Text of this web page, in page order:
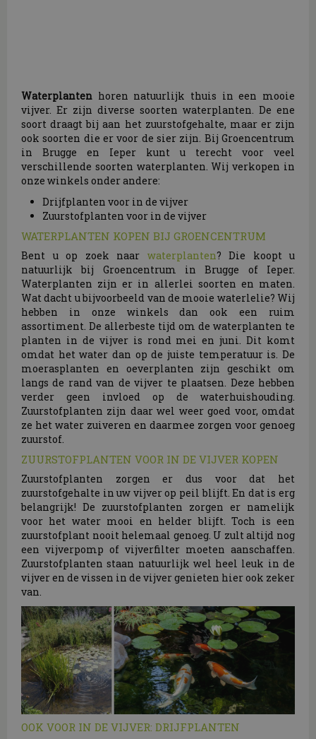
Waterplanten horen natuurlijk thuis in een mooie
vijver. Er zijn diverse soorten waterplanten. De ene
soort draagt bij aan het zuurstofgehalte, maar er zijn
ook soorten die er voor de sier zijn. Bij Groencentrum
in Brugge en Ieper kunt u terecht voor veel
verschillende soorten waterplanten. Wij verkopen in
onze winkels onder andere:
Drijfplanten voor in de vijver
Zuurstofplanten voor in de vijver
WATERPLANTEN KOPEN BIJ GROENCENTRUM
Bent u op zoek naar waterplanten? Die koopt u
natuurlijk bij Groencentrum in Brugge of Ieper.
Waterplanten zijn er in allerlei soorten en maten.
Wat dacht u bijvoorbeeld van de mooie waterlelie? Wij
hebben in onze winkels dan ook een ruim
assortiment. De allerbeste tijd om de waterplanten te
planten in de vijver is rond mei en juni. Dit komt
omdat het water dan op de juiste temperatuur is. De
moerasplanten en oeverplanten zijn geschikt om
langs de rand van de vijver te plaatsen. Deze hebben
verder geen invloed op de waterhuishouding.
Zuurstofplanten zijn daar wel weer goed voor, omdat
ze het water zuiveren en daarmee zorgen voor genoeg
zuurstof.
ZUURSTOFPLANTEN VOOR IN DE VIJVER KOPEN
Zuurstofplanten zorgen er dus voor dat het
zuurstofgehalte in uw vijver op peil blijft. En dat is erg
belangrijk! De zuurstofplanten zorgen er namelijk
voor het water mooi en helder blijft. Toch is een
zuurstofplant nooit helemaal genoeg. U zult altijd nog
een vijverpomp of vijverfilter moeten aanschaffen.
Zuurstofplanten staan natuurlijk wel heel leuk in de
vijver en de vissen in de vijver genieten hier ook zeker
van.
OOK VOOR IN DE VIJVER: DRIJFPLANTEN